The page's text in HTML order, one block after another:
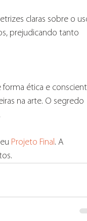
claras sobre o
prejudicando tanto
ética e
na arte. O segredo
Projeto Final . A